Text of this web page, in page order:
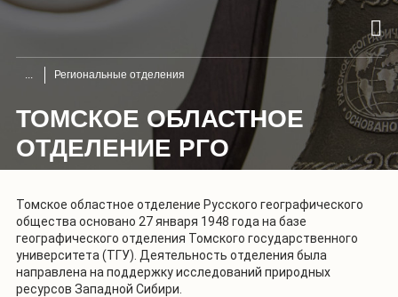
Региональные отделения
ТОМСКОЕ ОБЛАСТНОЕ
ОТДЕЛЕНИЕ РГО
Томское областное отделение Русского географического
общества основано 27 января 1948 года на базе
географического отделения Томского государственного
университета (ТГУ). Деятельность отделения была
направлена на поддержку исследований природных
ресурсов Западной Сибири.